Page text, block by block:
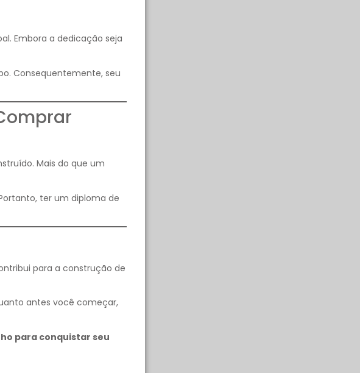
Embora a dedicação seja
Consequentemente, seu
Mais do que um
ter um diploma de
para a construção de
antes você começar,
para conquistar seu